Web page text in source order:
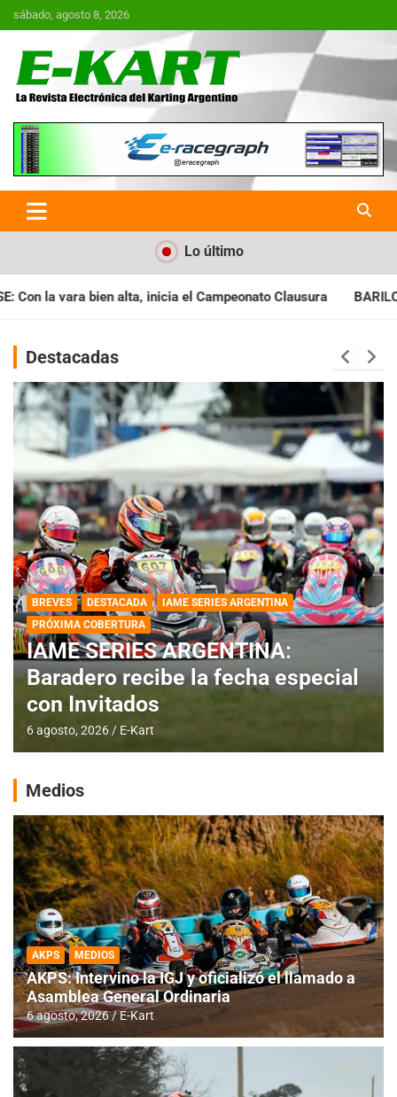
Saltar
al
sábado, agosto 8, 2026
E-Kart.com.ar | La Revista
Electrónica del Karting en
Argentina
Lo último
Campeonato Clausura BARILOCHENSE: Preparan una
Destacadas
BREVES DESTACADA
IAME SERIES ARGENTINA
PRÓXIMA COBERTURA
IAME SERIES ARGENTINA:
Baradero recibe la fecha especial
con Invitados
6 agosto, 2026 E-Kart
Medios
AKPS MEDIOS
AKPS: Intervino la IGJ y oficializó el llamado a
Asamblea General Ordinaria
6 agosto, 2026 E-Kart